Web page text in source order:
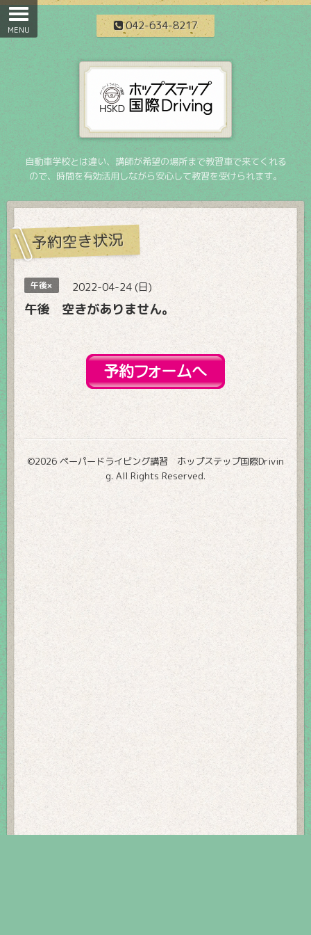
042-634-8217
自動車学校とは違い、講師が希望の場所まで教習車で来てくれる
ので、時間を有効活用しながら安心して教習を受けられます。
予約空き状況
午後× 2022-04-24 (日)
午後 空きがありません。
©2026 ペーパードライビング講習 ホップステップ国際Drivin
g. All Rights Reserved.